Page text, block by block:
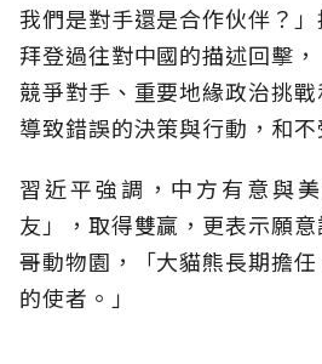
我們是對手還是合作伙伴？
拜登過往對中國的描述回擊
競爭對手、重要地緣政治挑
導致錯誤的決策與行動，和不
習近平強調，中方有意與
友」，取得雙贏，更表示願
哥動物園，「大貓熊長期擔
的使者。」